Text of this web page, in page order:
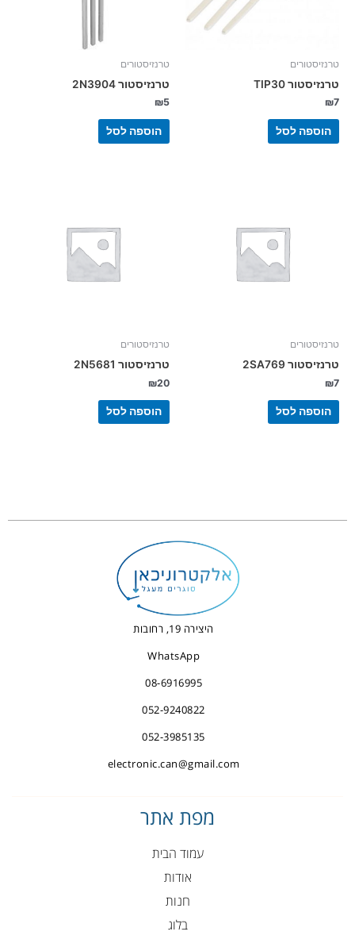
טרנזיסטורים
טרנזיסטור TIP30
₪7
הוספה לסל
טרנזיסטורים
טרנזיסטור 2N3904
₪5
הוספה לסל
טרנזיסטורים
טרנזיסטור 2SA769
₪7
הוספה לסל
טרנזיסטורים
טרנזיסטור 2N5681
₪20
הוספה לסל
היצירה 19, רחובות
WhatsApp
08-6916995
052-9240822
052-3985135
electronic.can@gmail.com
מפת אתר
עמוד הבית
אודות
חנות
בלוג